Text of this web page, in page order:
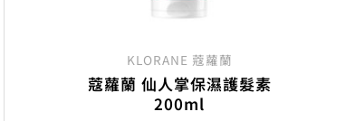
KLORANE 蔻蘿蘭
蔻蘿蘭 仙人掌保濕護髮素
200ml